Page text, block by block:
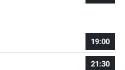
19:00
21:30